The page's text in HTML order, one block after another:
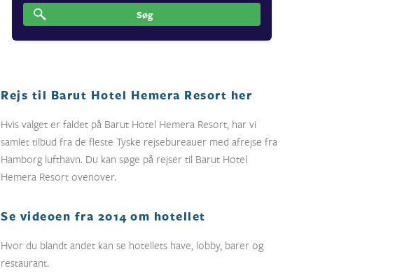
Søg
Rejs til Barut Hotel Hemera Resort her
Hvis valget er faldet på Barut Hotel Hemera Resort, har vi
samlet tilbud fra de fleste Tyske rejsebureauer med afrejse fra
Hamborg lufthavn. Du kan søge på rejser til Barut Hotel
Hemera Resort ovenover.
Se videoen fra 2014 om hotellet
Hvor du blandt andet kan se hotellets have, lobby, barer og
restaurant.